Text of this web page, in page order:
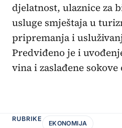
djelatnost, ulaznice za
usluge smještaja u
pripremanja i
Predviđeno je i
vina i zaslađene
RUBRIKE
EKONOMIJA